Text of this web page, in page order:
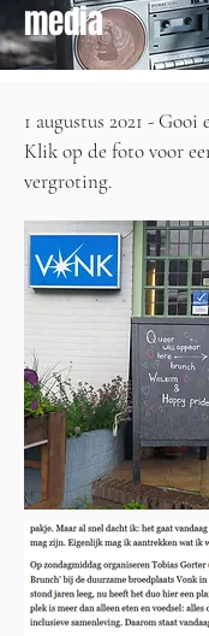
media
1 augustus 2021 - Gooi
Klik op de foto voor
vergroting.